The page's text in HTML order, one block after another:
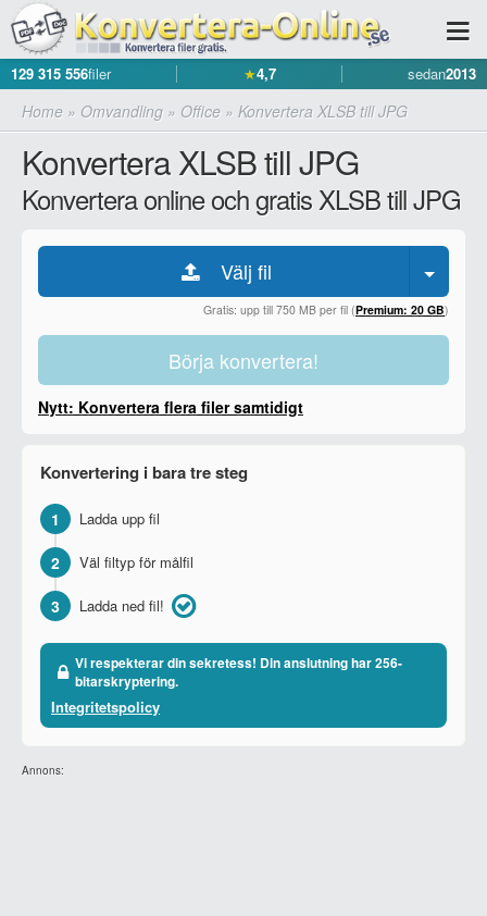
129 315 556filer ★4,7 sedan2013
Home » Omvandling » Office » Konvertera XLSB till JPG
Konvertera XLSB till JPG
Konvertera online och gratis XLSB till JPG
Välj fil
Gratis: upp till 750 MB per fil (Premium: 20 GB)
Börja konvertera!
Nytt: Konvertera flera filer samtidigt
Konvertering i bara tre steg
1 Ladda upp fil
2 Väl filtyp för målfil
3 Ladda ned fil!
Vi respekterar din sekretess! Din anslutning har 256-
bitarskryptering.
Integritetspolicy
Annons: